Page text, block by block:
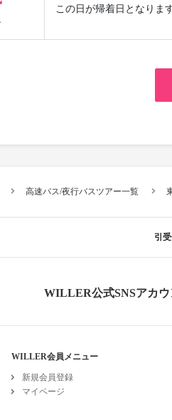
この日が帰着日となります
高速バス/夜行バスツアー一覧
引
WILLER公式SNSアカウ
WILLER会員メニュー
新規会員登録
マイページ